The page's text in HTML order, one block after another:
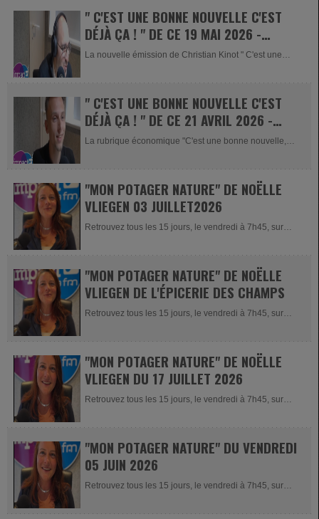
" C'EST UNE BONNE NOUVELLE C'EST
DÉJÀ ÇA ! " DE CE 19 MAI 2026 -
LIGHTULTRA CONCEPT
La nouvelle émission de Christian Kinot " C'est une
" C'EST UNE BONNE NOUVELLE C'EST
DÉJÀ ÇA ! " DE CE 21 AVRIL 2026 -
ANTHONY VOISIN
La rubrique économique "C'est une bonne nouvelle,
"MON POTAGER NATURE" DE NOËLLE
VLIEGEN 03 JUILLET2026
Retrouvez tous les 15 jours, le vendredi à 7h45, sur
"MON POTAGER NATURE" DE NOËLLE
VLIEGEN DE L'ÉPICERIE DES CHAMPS
Retrouvez tous les 15 jours, le vendredi à 7h45, sur
"MON POTAGER NATURE" DE NOËLLE
VLIEGEN DU 17 JUILLET 2026
Retrouvez tous les 15 jours, le vendredi à 7h45, sur
"MON POTAGER NATURE" DU VENDREDI
05 JUIN 2026
Retrouvez tous les 15 jours, le vendredi à 7h45, sur